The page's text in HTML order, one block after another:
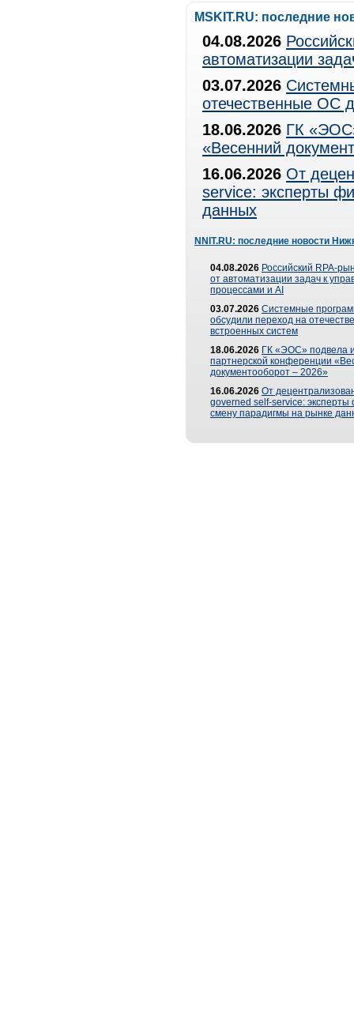
MSKIT.RU: последние
04.08.2026
автоматизации
03.07.2026
отечественные ОС
18.06.2026 ГК
«Весенний
16.06.2026 От
service: эксперты
данных
NNIT.RU: последние новости
04.08.2026 Российский RPA-
от автоматизации задач к
процессами и AI
03.07.2026 Системные
обсудили переход на
встроенных систем
18.06.2026 ГК «ЭОС» подвела
партнерской конференции
документооборот – 2026»
16.06.2026 От
governed self-service: эксперты
смену парадигмы на рынке